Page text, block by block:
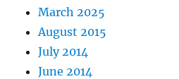
March 2025
August 2015
July 2014
June 2014